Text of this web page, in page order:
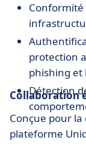
Conformité
protection
phishing et
Détection
Collaboration
Conçue pour
plateforme